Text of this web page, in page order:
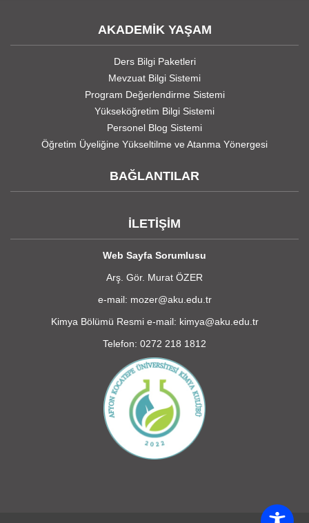
AKADEMİK YAŞAM
Ders Bilgi Paketleri
Mevzuat Bilgi Sistemi
Program Değerlendirme Sistemi
Yükseköğretim Bilgi Sistemi
Personel Blog Sistemi
Öğretim Üyeliğine Yükseltilme ve Atanma Yönergesi
BAĞLANTILAR
İLETİŞİM
Web Sayfa Sorumlusu
Arş. Gör. Murat ÖZER
e-mail: mozer@aku.edu.tr
Kimya Bölümü Resmi e-mail: kimya@aku.edu.tr
Telefon: 0272 218 1812